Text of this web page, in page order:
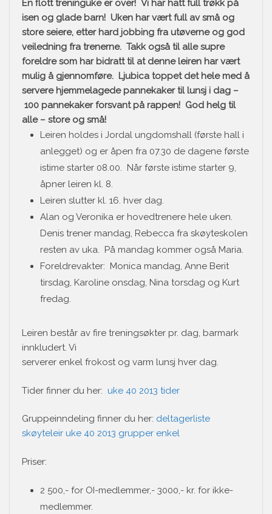
En flott treninguke er over! Vi har hatt full trøkk på
isen og glade barn! Uken har vært full av små og
store seiere, etter hard jobbing fra utøverne og god
veiledning fra trenerne. Takk også til alle supre
foreldre som har bidratt til at denne leiren har vært
mulig å gjennomføre. Ljubica toppet det hele med å
servere hjemmelagede pannekaker til lunsj i dag –
100 pannekaker forsvant på rappen! God helg til
alle – store og små!
Leiren holdes i Jordal ungdomshall (første hall i
anlegget) og er åpen fra 07.30 de dagene første
istime starter 08.00. Når første istime starter 9,
åpner leiren kl. 8.
Leiren slutter kl. 16. hver dag.
Alan og Veronika er hovedtrenere hele uken.
Denis trener mandag, Rebecca fra skøyteskolen
resten av uka. På mandag kommer også Maria.
Foreldrevakter: Monica mandag, Anne Berit
tirsdag, Karoline onsdag, Nina torsdag og Kurt
fredag.
Leiren består av fire treningsøkter pr. dag, barmark
innkludert. Vi
serverer enkel frokost og varm lunsj hver dag.
Tider finner du her: uke 40 2013 tider
Gruppeinndeling finner du her: deltagerliste
skøyteleir uke 40 2013 grupper enkel
Priser:
2 500,- for OI-medlemmer,- 3000,- kr. for ikke-
medlemmer.